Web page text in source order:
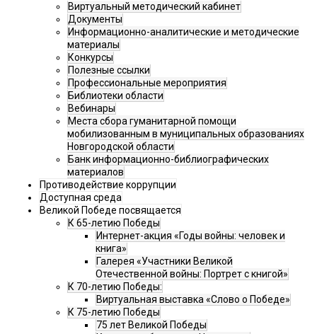
Виртуальный методический кабинет
Документы
Информационно-аналитические и методические
материалы
Конкурсы
Полезные ссылки
Профессиональные мероприятия
Библиотеки области
Вебинары
Места сбора гуманитарной помощи
мобилизованным в муниципальных образованиях
Новгородской области
Банк информационно-библиографических
материалов
Противодействие коррупции
Доступная среда
Великой Победе посвящается
К 65-летию Победы
Интернет-акция «Годы войны: человек и
книга»
Галерея «Участники Великой
Отечественной войны: Портрет с книгой»
К 70-летию Победы:
Виртуальная выставка «Слово о Победе»
К 75-летию Победы
75 лет Великой Победы